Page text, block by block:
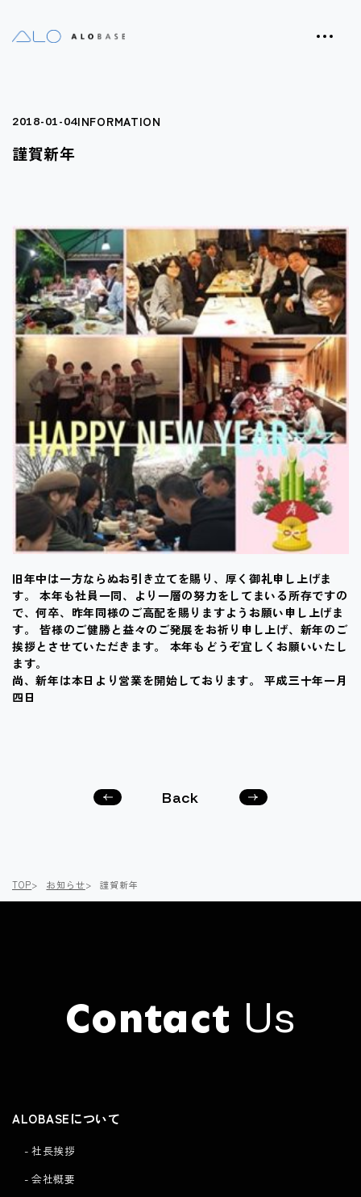
2018-01-04INFORMATION
謹賀新年
旧年中は一方ならぬお引き立てを賜り、厚く御礼申し上げま
す。 本年も社員一同、より一層の努力をしてまいる所存ですの
で、何卒、昨年同様のご高配を賜りますようお願い申し上げま
す。 皆様のご健勝と益々のご発展をお祈り申し上げ、新年のご
挨拶とさせていただきます。 本年もどうぞ宜しくお願いいたし
ます。
尚、新年は本日より営業を開始しております。 平成三十年一月
四日
次の
Back
前の
TOP お知らせ 謹賀新年
Contact Us
ALOBASEについて
社長挨拶
会社概要